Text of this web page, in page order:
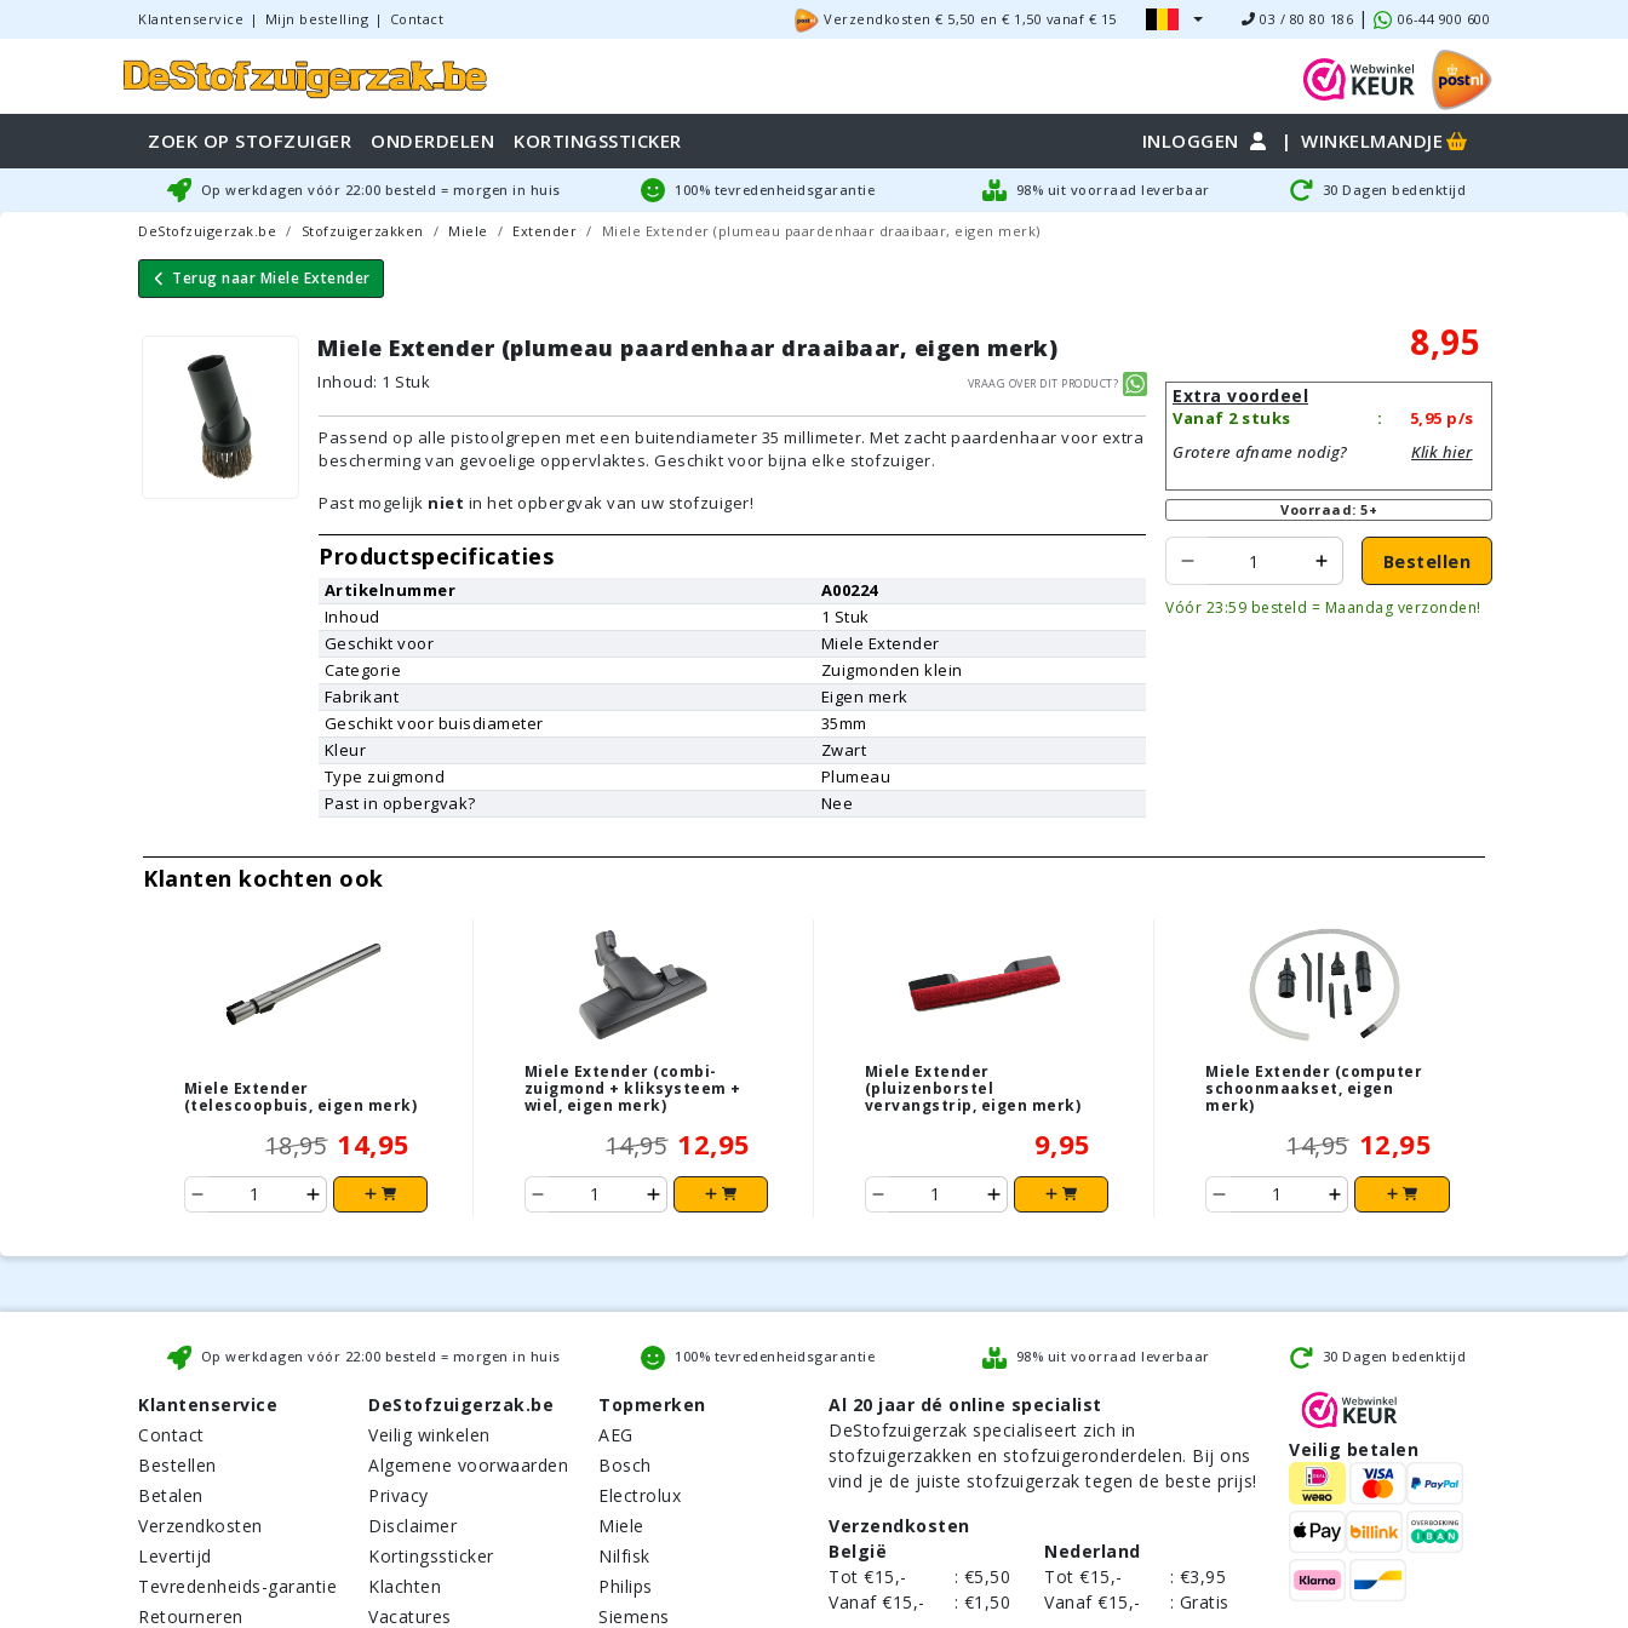
Klantenservice | Mijn bestelling | Contact Verzendkosten € 5,50 en € 1,50 vanaf € 15 03 / 80 80 186 | 06-44 900 600
ZOEK OP STOFZUIGER ONDERDELEN KORTINGSSTICKER INLOGGEN | WINKELMANDJE
Op werkdagen vóór 22:00 besteld = morgen in huis 100% tevredenheidsgarantie 98% uit voorraad leverbaar 30 Dagen bedenktijd
DeStofzuigerzak.be Stofzuigerzakken Miele Extender Miele Extender (plumeau paardenhaar draaibaar, eigen merk)
Terug naar Miele Extender
Miele Extender (plumeau paardenhaar draaibaar, eigen merk)
Inhoud: 1 Stuk Vraag over dit product?
Passend op alle pistoolgrepen met een buitendiameter 35 millimeter. Met zacht paardenhaar voor extra
bescherming van gevoelige oppervlaktes. Geschikt voor bijna elke stofzuiger.
Past mogelijk niet in het opbergvak van uw stofzuiger!
Productspecificaties
Artikelnummer
A00224
Inhoud
1 Stuk
Geschikt voor
Miele Extender
Categorie
Zuigmonden klein
Fabrikant
Eigen merk
Geschikt voor buisdiameter
35mm
Kleur
Zwart
Type zuigmond
Plumeau
Past in opbergvak?
Nee
8,95
Extra voordeel
Vanaf 2 stuks : 5,95 p/s
Grotere afname nodig?
Klik hier
Voorraad: 5+
Bestellen
Vóór 23:59 besteld = Maandag verzonden!
Klanten kochten ook
Miele Extender
(telescoopbuis, eigen merk)
18,95 14,95
Miele Extender (combi-
zuigmond + kliksysteem +
wiel, eigen merk)
14,95 12,95
Miele Extender
(pluizenborstel
vervangstrip, eigen merk)
9,95
Miele Extender (computer
schoonmaakset, eigen
merk)
14,95 12,95
Op werkdagen vóór 22:00 besteld = morgen in huis 100% tevredenheidsgarantie 98% uit voorraad leverbaar 30 Dagen bedenktijd
Klantenservice
Contact
Bestellen
Betalen
Verzendkosten
Levertijd
Tevredenheids-garantie
Retourneren
DeStofzuigerzak.be
Veilig winkelen
Algemene voorwaarden
Privacy
Disclaimer
Kortingssticker
Klachten
Vacatures
Topmerken
AEG
Bosch
Electrolux
Miele
Nilfisk
Philips
Siemens
Al 20 jaar dé online specialist
DeStofzuigerzak specialiseert zich in
stofzuigerzakken en stofzuigeronderdelen. Bij ons
vind je de juiste stofzuigerzak tegen de beste prijs!
Verzendkosten
België
Tot €15,-
: €5,50
Vanaf €15,-
: €1,50
Nederland
Tot €15,-
: €3,95
Vanaf €15,-
: Gratis
Veilig betalen